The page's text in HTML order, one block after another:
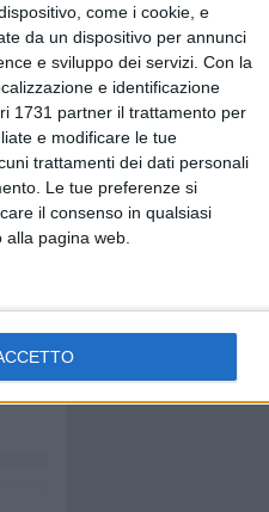
come i cookie, e
da un dispositivo per annunci
e sviluppo dei servizi. Con la
e identificazione
1731 partner il trattamento per
e modificare le tue
trattamenti dei dati personali
Le tue preferenze si
il consenso in qualsiasi
pagina web.
la